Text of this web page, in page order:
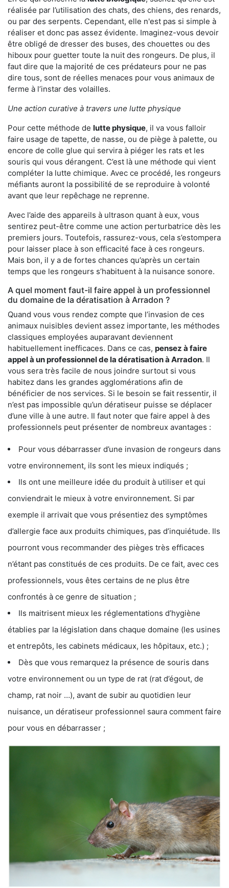
réalisée par l’utilisation des chats, des chiens, des renards,
ou par des serpents. Cependant, elle n'est pas si simple à
réaliser et donc pas assez évidente. Imaginez-vous devoir
être obligé de dresser des buses, des chouettes ou des
hiboux pour guetter toute la nuit des rongeurs. De plus, il
faut dire que la majorité de ces prédateurs pour ne pas
dire tous, sont de réelles menaces pour vous animaux de
ferme à l’instar des volailles.
Une action curative à travers une lutte physique
Pour cette méthode de lutte physique, il va vous falloir
faire usage de tapette, de nasse, ou de piège à palette, ou
encore de colle glue qui servira à piéger les rats et les
souris qui vous dérangent. C’est là une méthode qui vient
compléter la lutte chimique. Avec ce procédé, les rongeurs
méfiants auront la possibilité de se reproduire à volonté
avant que leur repêchage ne reprenne.
Avec l’aide des appareils à ultrason quant à eux, vous
sentirez peut-être comme une action perturbatrice dès les
premiers jours. Toutefois, rassurez-vous, cela s’estompera
pour laisser place à son efficacité face à ces rongeurs.
Mais bon, il y a de fortes chances qu’après un certain
temps que les rongeurs s’habituent à la nuisance sonore.
A quel moment faut-il faire appel à un professionnel
du domaine de la dératisation à Arradon ?
Quand vous vous rendez compte que l’invasion de ces
animaux nuisibles devient assez importante, les méthodes
classiques employées auparavant deviennent
habituellement inefficaces. Dans ce cas, pensez à faire
appel à un professionnel de la dératisation à Arradon. Il
vous sera très facile de nous joindre surtout si vous
habitez dans les grandes agglomérations afin de
bénéficier de nos services. Si le besoin se fait ressentir, il
n’est pas impossible qu’un dératiseur puisse se déplacer
d’une ville à une autre. Il faut noter que faire appel à des
professionnels peut présenter de nombreux avantages :
Pour vous débarrasser d’une invasion de rongeurs dans
votre environnement, ils sont les mieux indiqués ;
Ils ont une meilleure idée du produit à utiliser et qui
conviendrait le mieux à votre environnement. Si par
exemple il arrivait que vous présentiez des symptômes
d’allergie face aux produits chimiques, pas d’inquiétude. Ils
pourront vous recommander des pièges très efficaces
n’étant pas constitués de ces produits. De ce fait, avec ces
professionnels, vous êtes certains de ne plus être
confrontés à ce genre de situation ;
Ils maitrisent mieux les réglementations d’hygiène
établies par la législation dans chaque domaine (les usines
et entrepôts, les cabinets médicaux, les hôpitaux, etc.) ;
Dès que vous remarquez la présence de souris dans
votre environnement ou un type de rat (rat d’égout, de
champ, rat noir …), avant de subir au quotidien leur
nuisance, un dératiseur professionnel saura comment faire
pour vous en débarrasser ;